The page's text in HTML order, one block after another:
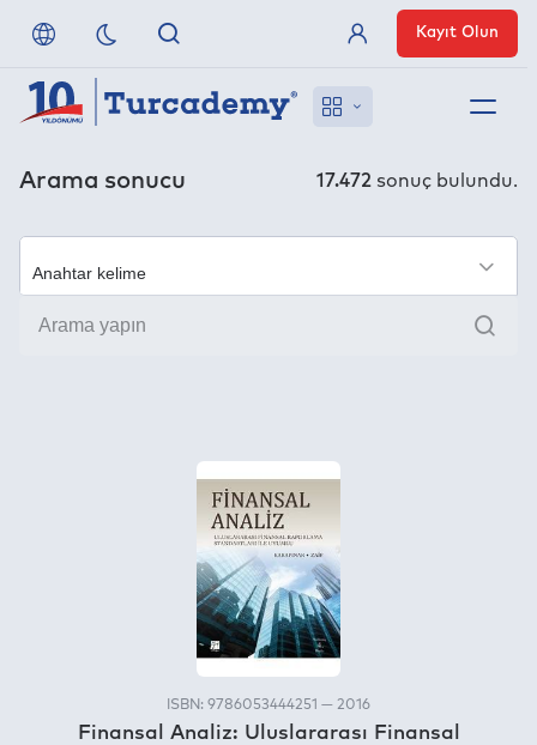
Referanslarımız
Üye Girişi
Kayıt Olun
Arama sonucu 17.472 sonuç bulundu.
Ara
ISBN: 9786053444251 — 2016
Finansal Analiz: Uluslararası Finansal